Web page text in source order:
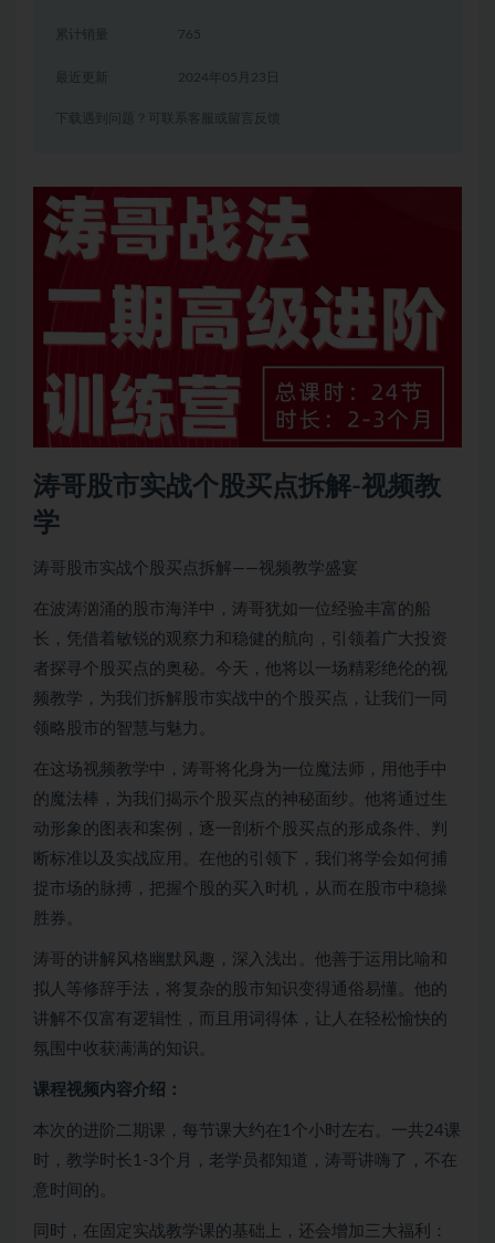
累计销量 765
2024年05月23日
下载遇到问题？可联系客服或留言反馈
涛哥股市实战个股买点拆解-视频教
学
涛哥股市实战个股买点拆解——视频教学盛宴
在波涛汹涌的股市海洋中，涛哥犹如一位经验丰富的船
长，凭借着敏锐的观察力和稳健的航向，引领着广大投资
者探寻个股买点的奥秘。今天，他将以一场精彩绝伦的视
频教学，为我们拆解股市实战中的个股买点，让我们一同
领略股市的智慧与魅力。
在这场视频教学中，涛哥将化身为一位魔法师，用他手中
的魔法棒，为我们揭示个股买点的神秘面纱。他将通过生
动形象的图表和案例，逐一剖析个股买点的形成条件、判
断标准以及实战应用。在他的引领下，我们将学会如何捕
捉市场的脉搏，把握个股的买入时机，从而在股市中稳操
胜券。
涛哥的讲解风格幽默风趣，深入浅出。他善于运用比喻和
拟人等修辞手法，将复杂的股市知识变得通俗易懂。他的
讲解不仅富有逻辑性，而且用词得体，让人在轻松愉快的
氛围中收获满满的知识。
课程视频内容介绍：
本次的进阶二期课，每节课大约在1个小时左右。一共24课
时，教学时长1-3个月，老学员都知道，涛哥讲嗨了，不在
意时间的。
同时，在固定实战教学课的基础上，还会增加三大福利：